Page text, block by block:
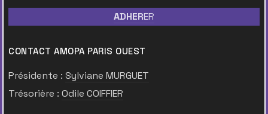
ADHERER
CONTACT AMOPA PARIS OUEST
Présidente : Sylviane MURGUET
Trésorière : Odile COIFFIER